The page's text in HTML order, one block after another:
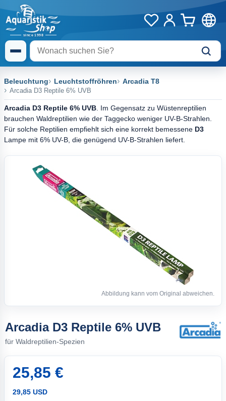
Beleuchtung Leuchtstoffröhren Arcadia T8
Arcadia D3 Reptile 6% UVB
Arcadia D3 Reptile 6% UVB . Im Gegensatz zu Wüstenreptilien
brauchen Waldreptilien wie der Taggecko weniger UV-B-Strahlen.
Für solche Reptilien empfiehlt sich eine korrekt bemessene D3
Lampe mit 6% UV-B, die genügend UV-B-Strahlen liefert.
Abbildung kann vom Original abweichen.
Arcadia D3 Reptile 6% UVB
für Waldreptilien-Spezien
25,85 €
29,85 USD